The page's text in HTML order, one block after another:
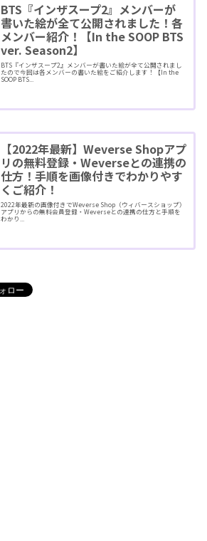
BTS『インザスープ2』メンバーが
書いた絵が全て公開されました！各
メンバー紹介！【In the SOOP BTS
ver. Season2】
BTS『インザスープ2』メンバーが書いた絵が全て公開されまし
たので今回は各メンバーの書いた絵をご紹介します！【In the
SOOP BTS...
【2022年最新】Weverse Shopアプ
リの無料登録・Weverseとの連携の
仕方！手順を画像付きでわかりやす
くご紹介！
2022年最新の画像付きでWeverse Shop（ウィバースショップ）
アプリからの無料会員登録・Weverseとの連携の仕方と手順を
わかり...